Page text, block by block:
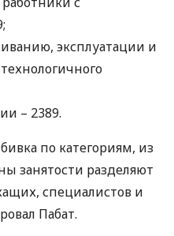
эксплуатации и
– 2389.
по категориям, из
занятости разделяют
специалистов и
Пабат.